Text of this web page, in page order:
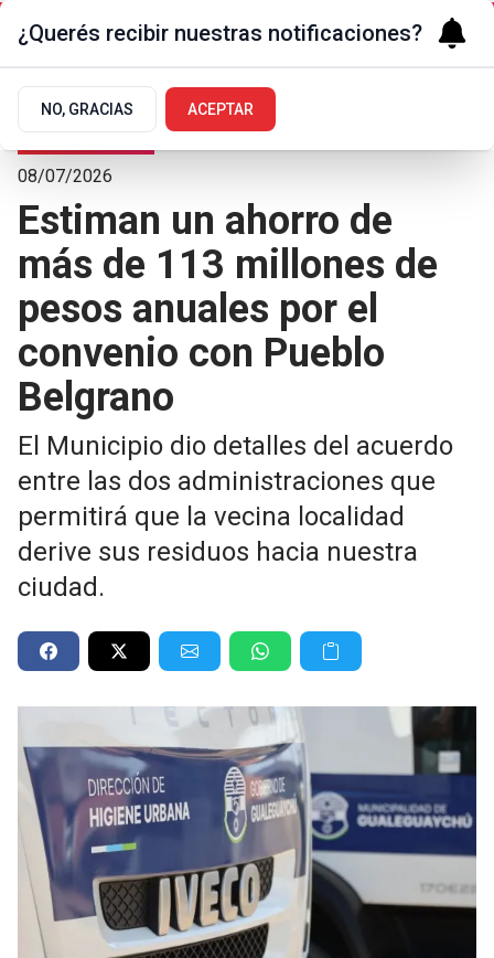
Medio ambiente
08/07/2026
Estiman un ahorro de
más de 113 millones de
pesos anuales por el
convenio con Pueblo
Belgrano
El Municipio dio detalles del acuerdo
entre las dos administraciones que
permitirá que la vecina localidad
derive sus residuos hacia nuestra
ciudad.
¿Querés recibir nuestras notificaciones?
NO, GRACIAS ACEPTAR